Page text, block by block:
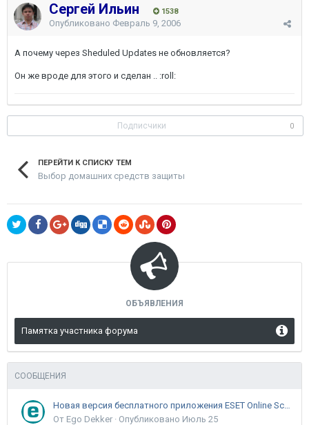
Сергей Ильин 1538
Опубликовано Февраль 9, 2006
А почему через Sheduled Updates не обновляется?
Он же вроде для этого и сделан .. :roll:
Подписчики 0
ПЕРЕЙТИ К СПИСКУ ТЕМ
Выбор домашних средств защиты
ОБЪЯВЛЕНИЯ
Памятка участника форума
СООБЩЕНИЯ
Новая версия бесплатного приложения ESET Online Scanner доступна пользователям
От Ego Dekker · Опубликовано Июль 25